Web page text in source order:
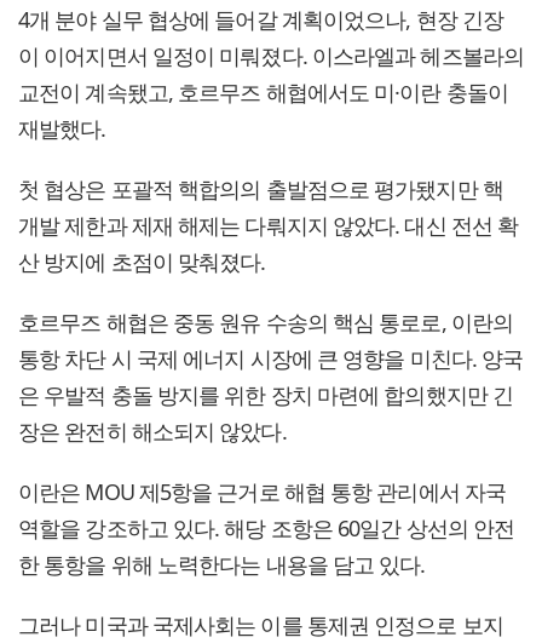
4개 분야 실무 협상에 들어갈 계획이었으나, 현장 긴장
이 이어지면서 일정이 미뤄졌다. 이스라엘과 헤즈볼라의
교전이 계속됐고, 호르무즈 해협에서도 미·이란 충돌이
재발했다.
첫 협상은 포괄적 핵합의의 출발점으로 평가됐지만 핵
개발 제한과 제재 해제는 다뤄지지 않았다. 대신 전선 확
산 방지에 초점이 맞춰졌다.
호르무즈 해협은 중동 원유 수송의 핵심 통로로, 이란의
통항 차단 시 국제 에너지 시장에 큰 영향을 미친다. 양국
은 우발적 충돌 방지를 위한 장치 마련에 합의했지만 긴
장은 완전히 해소되지 않았다.
이란은 MOU 제5항을 근거로 해협 통항 관리에서 자국
역할을 강조하고 있다. 해당 조항은 60일간 상선의 안전
한 통항을 위해 노력한다는 내용을 담고 있다.
그러나 미국과 국제사회는 이를 통제권 인정으로 보지